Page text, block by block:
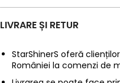
LIVRARE ȘI RETUR
StarShinerS oferă
României la comenzi de